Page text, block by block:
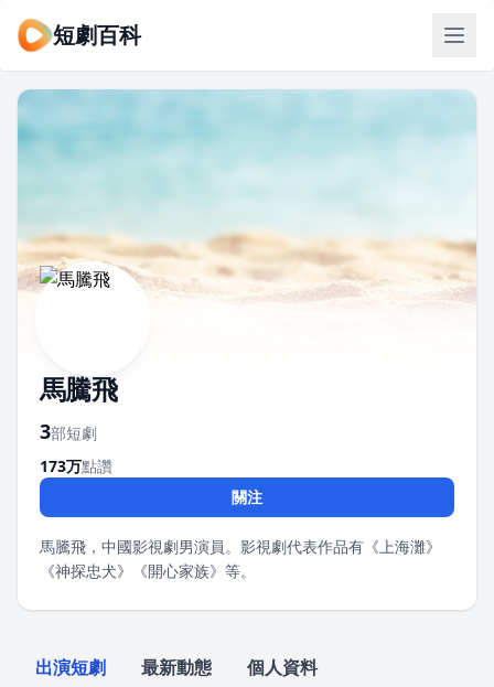
短劇百科
馬騰飛
3部短劇
173万點讚
關注
馬騰飛，中國影視劇男演員。影視劇代表作品有《上海灘》
《神探忠犬》《開心家族》等。
出演短劇 最新動態 個人資料